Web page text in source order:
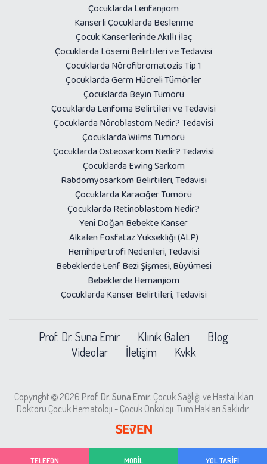
Çocuklarda Lenfanjiom
Kanserli Çocuklarda Beslenme
Çocuk Kanserlerinde Akıllı İlaç
Çocuklarda Lösemi Belirtileri ve Tedavisi
Çocuklarda Nörofibromatozis Tip 1
Çocuklarda Germ Hücreli Tümörler
Çocuklarda Beyin Tümörü
Çocuklarda Lenfoma Belirtileri ve Tedavisi
Çocuklarda Nöroblastom Nedir? Tedavisi
Çocuklarda Wilms Tümörü
Çocuklarda Osteosarkom Nedir? Tedavisi
Çocuklarda Ewing Sarkom
Rabdomyosarkom Belirtileri, Tedavisi
Çocuklarda Karaciğer Tümörü
Çocuklarda Retinoblastom Nedir?
Yeni Doğan Bebekte Kanser
Alkalen Fosfataz Yüksekliği (ALP)
Hemihipertrofi Nedenleri, Tedavisi
Bebeklerde Lenf Bezi Şişmesi, Büyümesi
Bebeklerde Hemanjiom
Çocuklarda Kanser Belirtileri, Tedavisi
Prof. Dr. Suna Emir Klinik Galeri
Blog
Videolar
İletişim Kvkk
Copyright 2026 Prof. Dr. Suna Emir. Çocuk Sağlığı ve Hastalıkları
Doktoru Çocuk Hematoloji - Çocuk Onkoloji. Tüm Hakları Saklıdır.
TELEFON MOBİL YOL TARİFİ